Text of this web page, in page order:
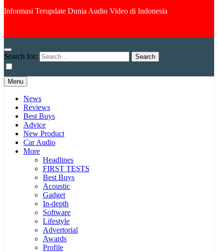
Informasi Terupdate Dunia Audio Video di Indonesia
Search for:
Menu
News
Reviews
Best Buys
Advice
New Product
Car Audio
More
Headlines
FIRST TESTS
Best Buys
Acoustic
Gadget
In-depth
Software
Lifestyle
Advertorial
Awards
Profile